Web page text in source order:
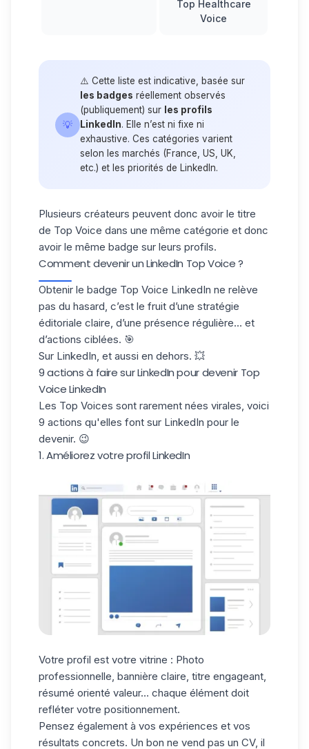
Top Healthcare
Voice
💡
⚠️ Cette liste est indicative, basée sur
les badges réellement observés
(publiquement) sur les profils
LinkedIn. Elle n’est ni fixe ni
exhaustive. Ces catégories varient
selon les marchés (France, US, UK,
etc.) et les priorités de LinkedIn.
Plusieurs créateurs peuvent donc avoir le titre
de Top Voice dans une même catégorie et donc
avoir le même badge sur leurs profils.
Comment devenir un LinkedIn Top Voice ?
Obtenir le badge Top Voice LinkedIn ne relève
pas du hasard, c’est le fruit d’une stratégie
éditoriale claire, d’une présence régulière… et
d’actions ciblées. 🎯
Sur LinkedIn, et aussi en dehors. 💥
9 actions à faire sur LinkedIn pour devenir Top
Voice LinkedIn
Les Top Voices sont rarement nées virales, voici
9 actions qu'elles font sur LinkedIn pour le
devenir. 😉
1. Améliorez votre profil LinkedIn
Votre profil est votre vitrine : Photo
professionnelle, bannière claire, titre engageant,
résumé orienté valeur… chaque élément doit
refléter votre positionnement.
Pensez également à vos expériences et vos
résultats concrets. Un bon ne vend pas un CV, il